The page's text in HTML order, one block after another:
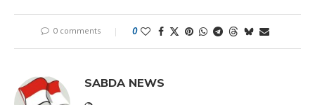
0 comments 0
SABDA NEWS